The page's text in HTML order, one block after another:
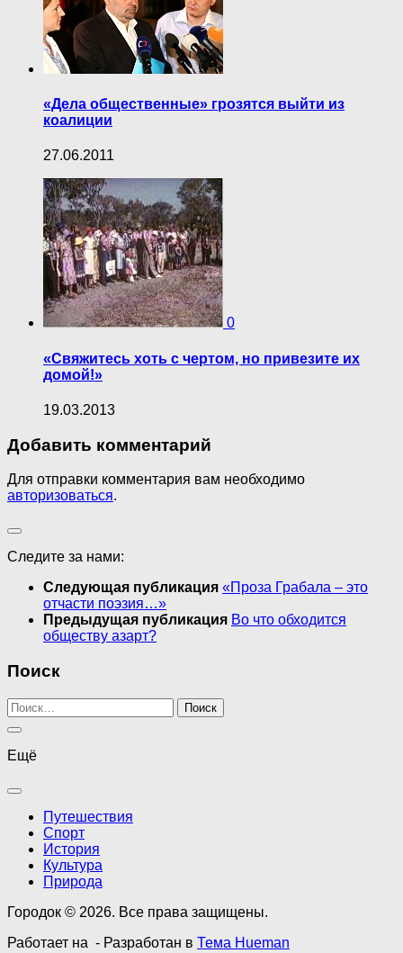
«Дела общественные» грозятся выйти из
коалиции
27.06.2011
0
«Свяжитесь хоть с чертом, но привезите их
домой!»
19.03.2013
Добавить комментарий
Для отправки комментария вам необходимо
авторизоваться.
Следите за нами:
Следующая публикация «Проза Грабала – это
отчасти поэзия…»
Предыдущая публикация Во что обходится
обществу азарт?
Поиск
Найти:
Ещё
Путешествия
Спорт
История
Культура
Природа
Городок © 2026. Все права защищены.
Работает на - Разработан в Тема Hueman